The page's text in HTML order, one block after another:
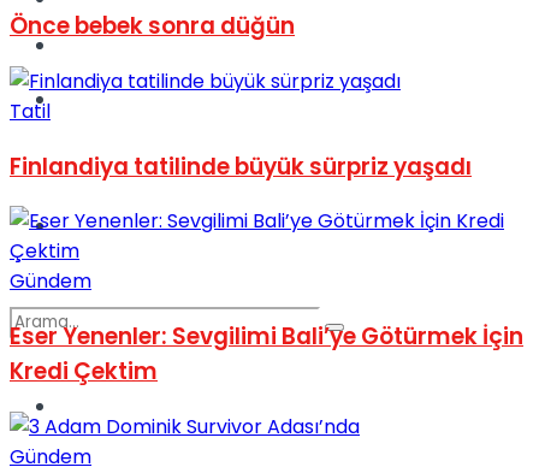
Kadınca
Dünya
Podcast
No Result
Önce bebek sonra düğün
Tatil
Finlandiya tatilinde büyük sürpriz yaşadı
Gündem
Eser Yenenler: Sevgilimi Bali’ye Götürmek İçin
Kredi Çektim
Gündem